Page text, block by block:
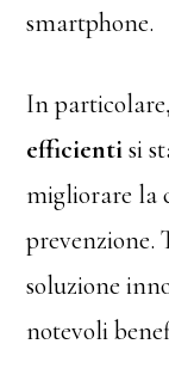
smartphone.
In
efficientisi
migliorare la
prevenzione.
soluzione
notevoli